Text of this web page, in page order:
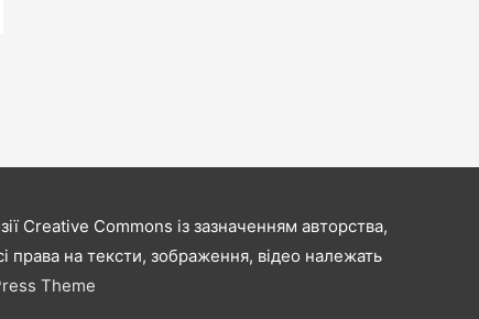
Creative Commons із зазначенням авторства,
права на тексти, зображення, відео належать
Theme